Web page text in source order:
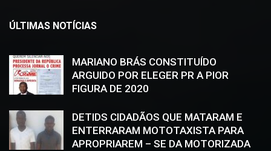
ÚLTIMAS NOTÍCIAS
MARIANO BRÁS CONSTITUÍDO
ARGUIDO POR ELEGER PR A PIOR
FIGURA DE 2020
DETIDS CIDADÃOS QUE MATARAM E
ENTERRARAM MOTOTAXISTA PARA
APROPRIAREM – SE DA MOTORIZADA